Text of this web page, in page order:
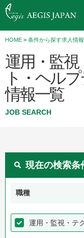
HOME > 条件から探す求人情報
運用・監
ト・ヘル
情報一覧
JOB SEARCH
現在の検索条
職種
運用・監視・テ